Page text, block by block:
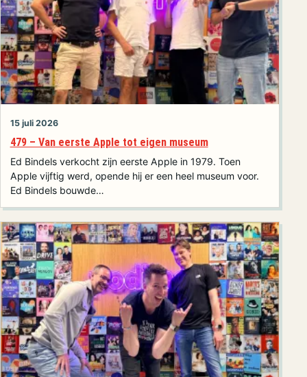
15 juli 2026
479 – Van eerste Apple tot eigen museum
Ed Bindels verkocht zijn eerste Apple in 1979. Toen
Apple vijftig werd, opende hij er een heel museum voor.
Ed Bindels bouwde…